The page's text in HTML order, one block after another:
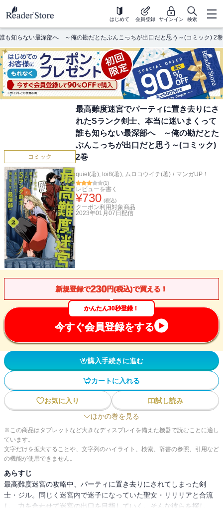
はじめて 会員登録 サインイン 検索
も知らない最深部へ ～俺の勘だとたぶんこっちが出口だと思う～(コミック) 2巻
コミック
最高難度迷宮でパーティに置き去りにさ
れたSランク剣士、本当に迷いまくって
誰も知らない最深部へ ～俺の勘だとた
ぶんこっちが出口だと思う～(コミック)
2巻
quiet(著), toi8(著), ムロコウイチ(著) / マンガUP！
(1)
レビューを書く
¥730 (税込)
クーポン利用対象商品
2023年01月07日 配信
新規登録で230円(税込)で買える！
かんたん30秒登録！
今すぐ会員登録をする
購入手続きに進む
カートに入れる
お気に入り
試し読み
ほかの巻を見る
※この商品はタブレットなど大きなディスプレイを備えた機器で読むことに適し
ています。
文字だけを拡大することや、文字列のハイライト、検索、辞書の参照、引用など
の機能が使用できません。
あらすじ
最高難度迷宮の攻略中、パーティに置き去りにされてしまった剣
士・ジル。同じく迷宮内で迷子になっていた聖女・リリリアと合流
し、力を合わせて迷宮の出口を目指していく。そんな彼らを探し